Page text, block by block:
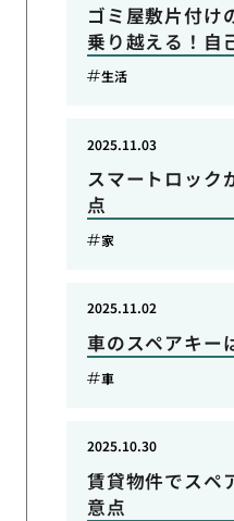
ゴミ屋敷片付け
乗り越える！自
生活
スマートロック
点
2025.11.03
家
車のスペアキー
2025.11.02
車
賃貸物件でスペ
意点
2025.10.30